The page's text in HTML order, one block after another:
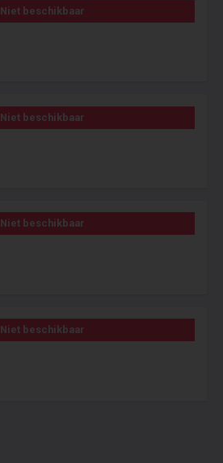
Niet beschikbaar
Niet beschikbaar
Niet beschikbaar
Niet beschikbaar